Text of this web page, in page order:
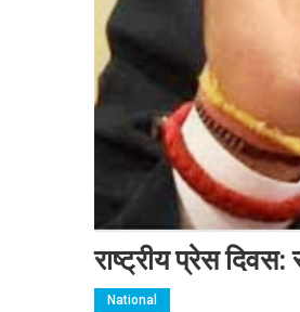
राष्ट्रीय प्रेस
National